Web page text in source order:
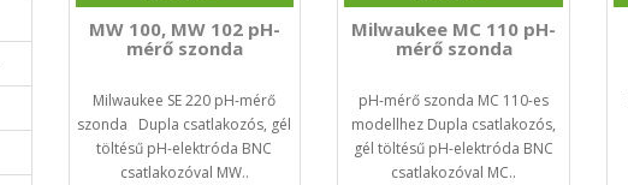
MW 100, MW 102 pH-
mérő szonda
Milwaukee SE 220 pH-mérő
szonda Dupla csatlakozós, gél
töltésű pH-elektróda BNC
csatlakozóval MW..
Milwaukee MC 110 pH-
mérő szonda
pH-mérő szonda MC 110-es
modellhez Dupla csatlakozós,
gél töltésű pH-elektróda BNC
csatlakozóval MC..